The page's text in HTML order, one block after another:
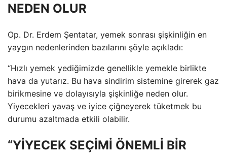
NEDEN OLUR
Op. Dr. Erdem Şentatar, yemek sonrası şişkinliğin en
yaygın nedenlerinden bazılarını şöyle açıkladı:
“Hızlı yemek yediğimizde genellikle yemekle birlikte
hava da yutarız. Bu hava sindirim sistemine girerek gaz
birikmesine ve dolayısıyla şişkinliğe neden olur.
Yiyecekleri yavaş ve iyice çiğneyerek tüketmek bu
durumu azaltmada etkili olabilir.
“YİYECEK SEÇİMİ ÖNEMLİ BİR